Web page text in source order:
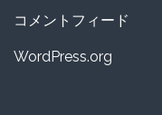
コメントフィード
WordPress.org